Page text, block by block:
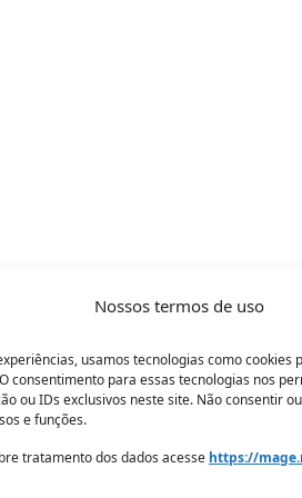
Nossos termos de uso
usamos tecnologias como cookies
consentimento para essas tecnologias nos
ou IDs exclusivos neste site. Não consentir
e funções.
tratamento dos dados acesse https://